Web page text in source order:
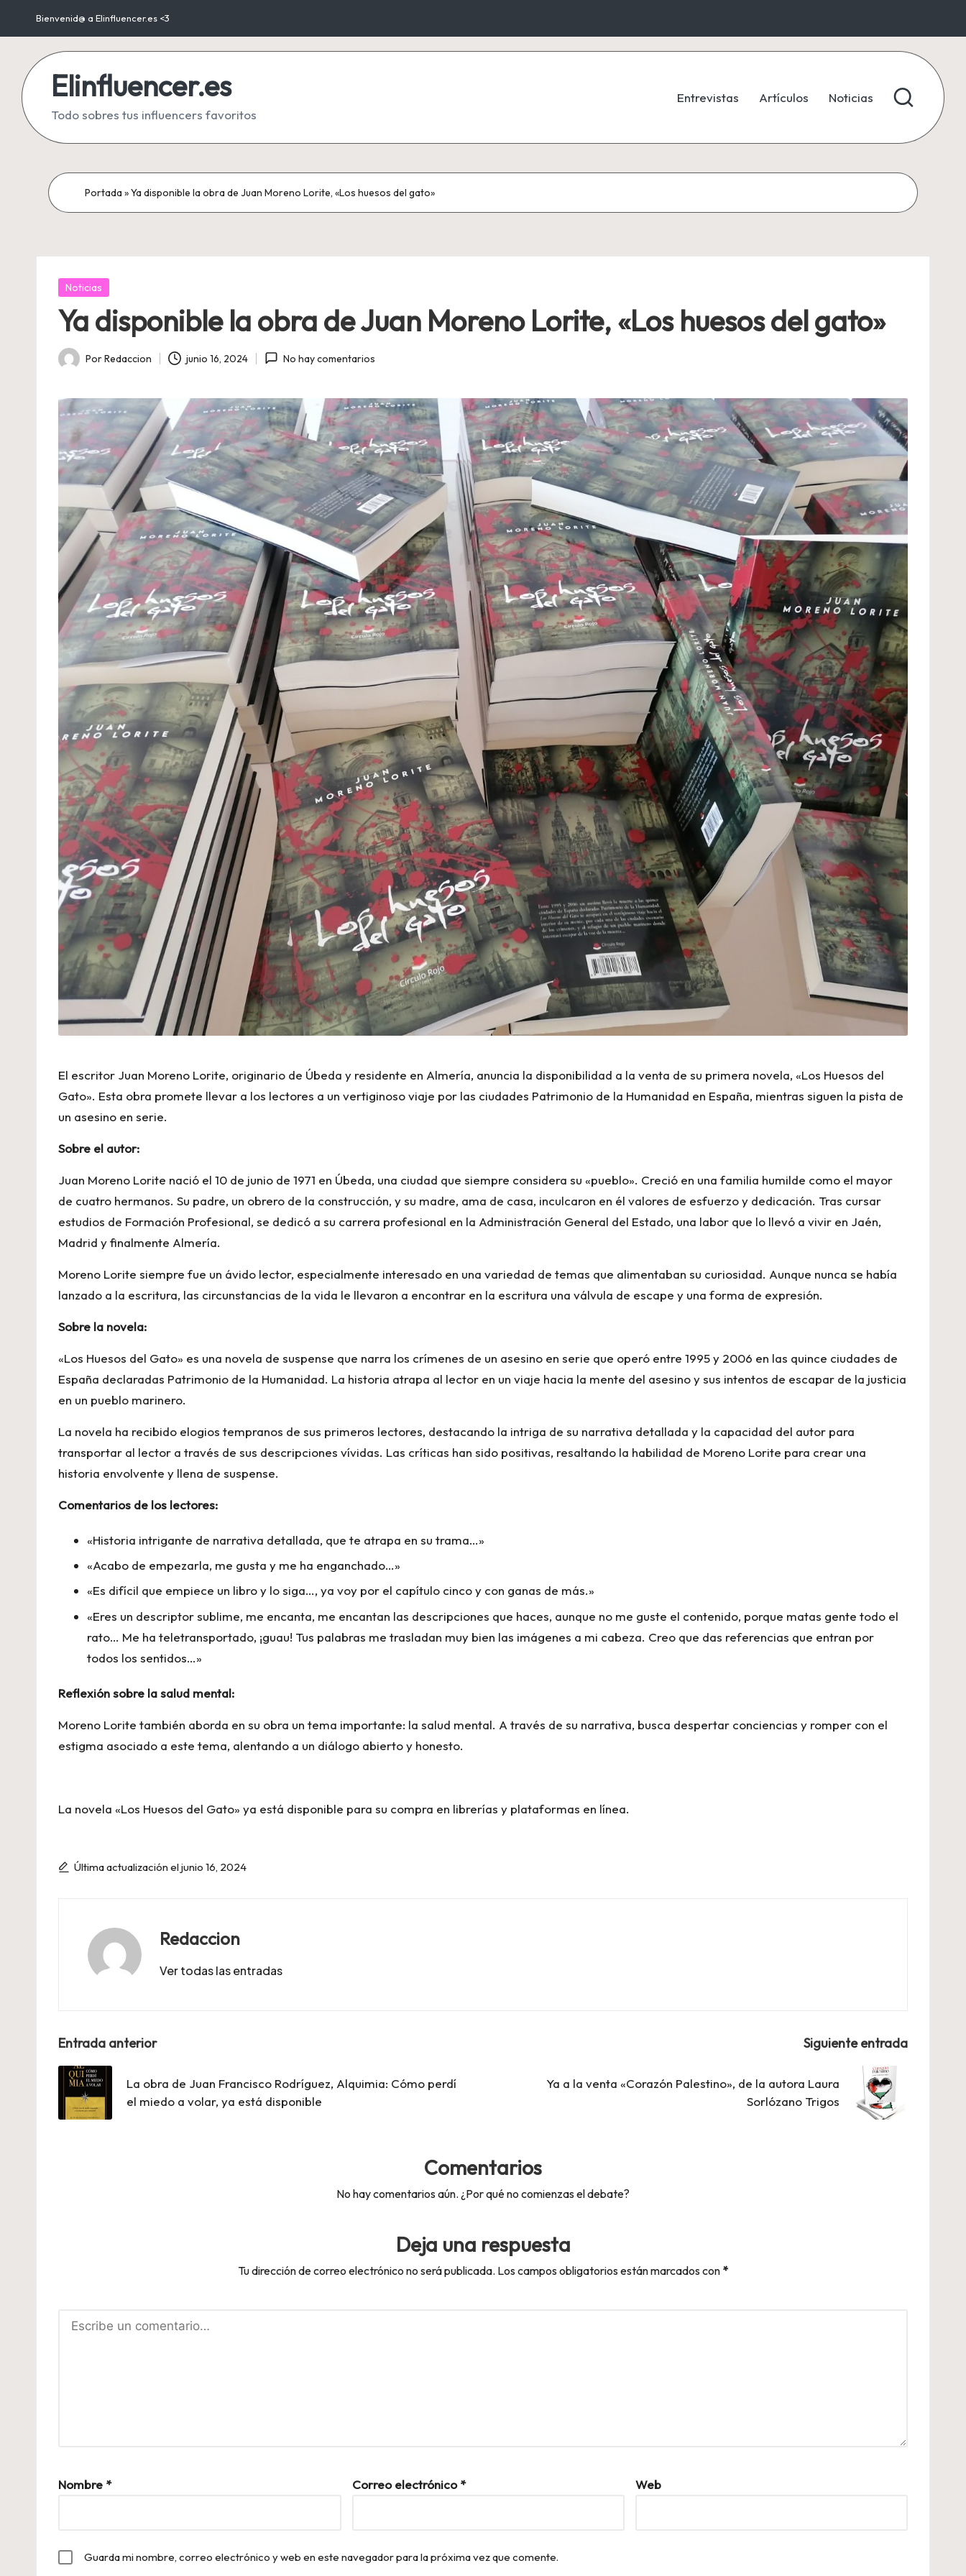
Saltar
contenido
Bienvenid@ a Elinfluencer.es <3
Elinfluencer.es
Todo sobres tus influencers favoritos
Entrevistas Artículos Noticias
Portada»Ya disponible la obra de Juan Moreno Lorite, «Los huesos del gato»
Publicada
Noticias
Ya disponible la obra de Juan Moreno Lorite, «Los huesos del gato»
Publicado
PorRedaccion junio 16, 2024 No hay comentarios
El escritor Juan Moreno Lorite, originario de Úbeda y residente en Almería, anuncia la disponibilidad a la venta de su primera novela, «Los Huesos del
Gato». Esta obra promete llevar a los lectores a un vertiginoso viaje por las ciudades Patrimonio de la Humanidad en España, mientras siguen la pista de
un asesino en serie.
Sobre el autor:
Juan Moreno Lorite nació el 10 de junio de 1971 en Úbeda, una ciudad que siempre considera su «pueblo». Creció en una familia humilde como el mayor
de cuatro hermanos. Su padre, un obrero de la construcción, y su madre, ama de casa, inculcaron en él valores de esfuerzo y dedicación. Tras cursar
estudios de Formación Profesional, se dedicó a su carrera profesional en la Administración General del Estado, una labor que lo llevó a vivir en Jaén,
Madrid y finalmente Almería.
Moreno Lorite siempre fue un ávido lector, especialmente interesado en una variedad de temas que alimentaban su curiosidad. Aunque nunca se había
lanzado a la escritura, las circunstancias de la vida le llevaron a encontrar en la escritura una válvula de escape y una forma de expresión.
Sobre la novela:
«Los Huesos del Gato» es una novela de suspense que narra los crímenes de un asesino en serie que operó entre 1995 y 2006 en las quince ciudades de
España declaradas Patrimonio de la Humanidad. La historia atrapa al lector en un viaje hacia la mente del asesino y sus intentos de escapar de la justicia
en un pueblo marinero.
La novela ha recibido elogios tempranos de sus primeros lectores, destacando la intriga de su narrativa detallada y la capacidad del autor para
transportar al lector a través de sus descripciones vívidas. Las críticas han sido positivas, resaltando la habilidad de Moreno Lorite para crear una
historia envolvente y llena de suspense.
Comentarios de los lectores:
«Historia intrigante de narrativa detallada, que te atrapa en su trama…»
«Acabo de empezarla, me gusta y me ha enganchado…»
«Es difícil que empiece un libro y lo siga…, ya voy por el capítulo cinco y con ganas de más.»
«Eres un descriptor sublime, me encanta, me encantan las descripciones que haces, aunque no me guste el contenido, porque matas gente todo el
rato… Me ha teletransportado, ¡guau! Tus palabras me trasladan muy bien las imágenes a mi cabeza. Creo que das referencias que entran por
todos los sentidos…»
Reflexión sobre la salud mental:
Moreno Lorite también aborda en su obra un tema importante: la salud mental. A través de su narrativa, busca despertar conciencias y romper con el
estigma asociado a este tema, alentando a un diálogo abierto y honesto.
La novela «Los Huesos del Gato» ya está disponible para su compra en librerías y plataformas en línea.
Última actualización el junio 16, 2024
Redaccion
Ver todas las entradas
Navegación
de
entradas
Entrada anterior
La obra de Juan Francisco Rodríguez, Alquimia: Cómo perdí
el miedo a volar, ya está disponible
Siguiente entrada
Ya a la venta «Corazón Palestino», de la autora Laura
Sorlózano Trigos
Comentarios
No hay comentarios aún. ¿Por qué no comienzas el debate?
Deja una respuesta
Tu dirección de correo electrónico no será publicada. Los campos obligatorios están marcados con *
Nombre * Correo electrónico* Web
Guarda mi nombre, correo electrónico y web en este navegador para la próxima vez que comente.